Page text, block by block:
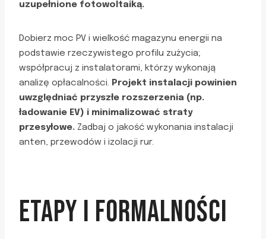
uzupełnione fotowoltaiką.
Dobierz moc PV i wielkość magazynu energii na
podstawie rzeczywistego profilu zużycia;
współpracuj z instalatorami, którzy wykonają
analizę opłacalności. Projekt instalacji powinien
uwzględniać przyszłe rozszerzenia (np.
ładowanie EV) i minimalizować straty
przesyłowe. Zadbaj o jakość wykonania instalacji
anten, przewodów i izolacji rur.
ETAPY I FORMALNOŚCI